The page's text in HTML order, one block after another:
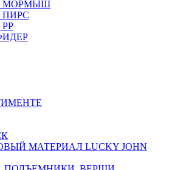
МОРМЫШ
МАТЕРИАЛ LUCKY JOHN